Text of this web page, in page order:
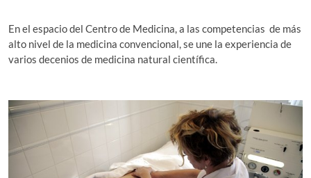
En el espacio del Centro de Medicina, a las competencias de más
alto nivel de la medicina convencional, se une la experiencia de
varios decenios de medicina natural científica.